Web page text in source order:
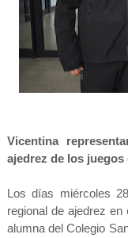
Vicentina
ajedrez de los juegos
Los días miércoles
regional de ajedrez
alumna del Colegio